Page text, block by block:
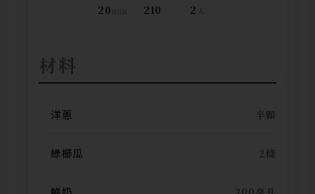
20 210 2
材料
洋蔥 半顆
綠櫛瓜 2條